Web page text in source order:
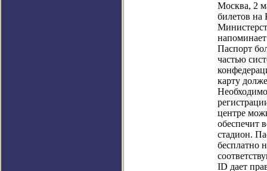
Москва, 2
билетов на
Паспорт
частью
карту
центре
обеспечит
стадион.
бесплатно
ID дает